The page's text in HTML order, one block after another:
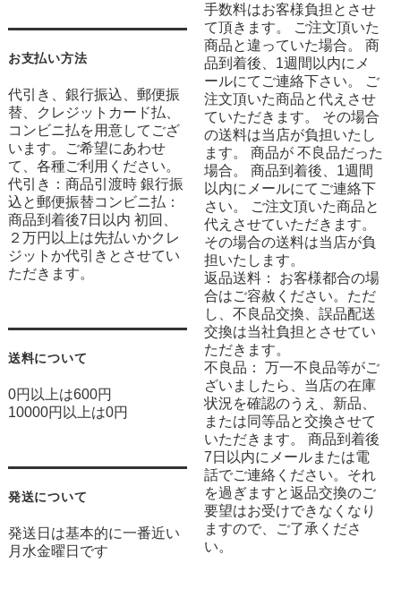
お支払い方法
代引き、銀行振込、郵便振
替、クレジットカード払、
コンビニ払を用意してござ
います。ご希望にあわせ
て、各種ご利用ください。
代引き：商品引渡時 銀行振
込と郵便振替コンビニ払：
商品到着後7日以内 初回、
２万円以上は先払いかクレ
ジットか代引きとさせてい
ただきます。
送料について
0円以上は600円
10000円以上は0円
発送について
発送日は基本的に一番近い
月水金曜日です
手数料はお客様負担とさせ
て頂きます。 ご注文頂いた
商品と違っていた場合。 商
品到着後、1週間以内にメ
ールにてご連絡下さい。 ご
注文頂いた商品と代えさせ
ていただきます。 その場合
の送料は当店が負担いたし
ます。 商品が 不良品だった
場合。 商品到着後、1週間
以内にメールにてご連絡下
さい。 ご注文頂いた商品と
代えさせていただきます。
その場合の送料は当店が負
担いたします。
返品送料： お客様都合の場
合はご容赦ください。ただ
し、不良品交換、誤品配送
交換は当社負担とさせてい
ただきます。
不良品： 万一不良品等がご
ざいましたら、当店の在庫
状況を確認のうえ、新品、
または同等品と交換させて
いただきます。 商品到着後
7日以内にメールまたは電
話でご連絡ください。それ
を過ぎますと返品交換のご
要望はお受けできなくなり
ますので、ご了承くださ
い。